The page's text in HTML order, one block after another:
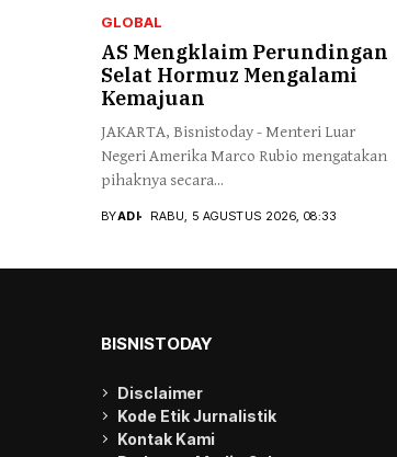
GLOBAL
AS Mengklaim Perundingan
Selat Hormuz Mengalami
Kemajuan
JAKARTA, Bisnistoday - Menteri Luar
Negeri Amerika Marco Rubio mengatakan
pihaknya secara...
BYADI RABU, 5 AGUSTUS 2026, 08:33
BISNISTODAY
Disclaimer
Kode Etik Jurnalistik
Kontak Kami